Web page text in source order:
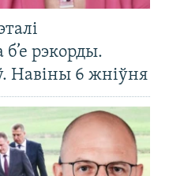
рэкорды.
Навіны 6 жніўня